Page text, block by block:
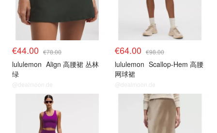
€44.00 €78.00
lululemon Align 高腰裙 丛林
绿
@dealmoon.de
€64.00 €98.00
lululemon Scallop-Hem 高腰
网球裙
@dealmoon.de